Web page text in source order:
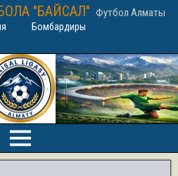
"БАЙСАЛ" Футбол Алматы
Бомбардиры